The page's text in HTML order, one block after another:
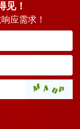
见！
应需求！